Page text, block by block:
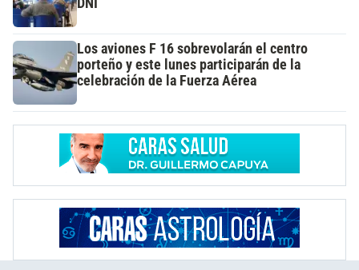
DNI
Los aviones F 16 sobrevolarán el centro
porteño y este lunes participarán de la
celebración de la Fuerza Aérea